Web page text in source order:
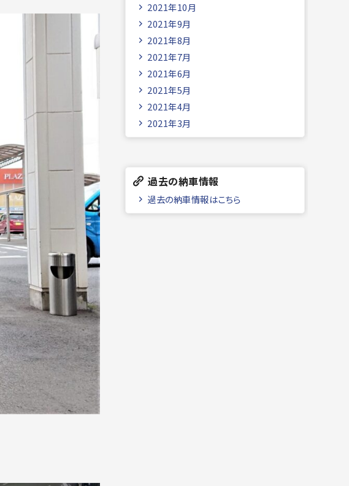
2021年10月
2021年9月
2021年8月
2021年7月
2021年6月
2021年5月
2021年4月
2021年3月
過去の納車情報
過去の納車情報はこちら